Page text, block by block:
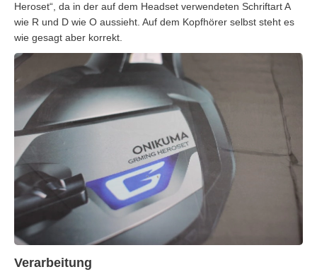
Heroset“, da in der auf dem Headset verwendeten Schriftart A
wie R und D wie O aussieht. Auf dem Kopfhörer selbst steht es
wie gesagt aber korrekt.
Verarbeitung